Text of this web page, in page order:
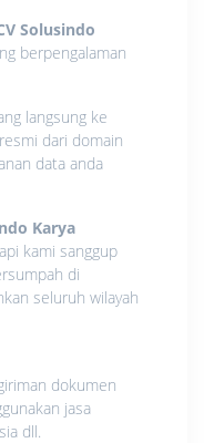
Solusindo
berpengalaman
langsung ke
dari domain
data anda
Karya
kami sanggup
di
seluruh wilayah
dokumen
jasa
dll.